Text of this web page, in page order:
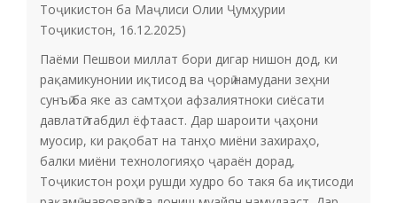
Тоҷикистон ба Маҷлиси Олии Ҷумҳурии
Тоҷикистон, 16.12.2025)
Паёми Пешвои миллат бори дигар нишон дод, ки
рақамикунонии иқтисод ва ҷорӣ намудани зеҳни
сунъӣ ба яке аз самтҳои афзалиятноки сиёсати
давлатӣ табдил ёфтааст. Дар шароити ҷаҳони
муосир, ки рақобат на танҳо миёни захираҳо,
балки миёни технологияҳо ҷараён дорад,
Тоҷикистон роҳи рушди худро бо такя ба иқтисоди